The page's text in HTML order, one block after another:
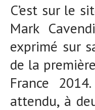
C’est sur le
Mark
exprimé sur
de la
France
attendu, à
Actualités
Technologies
Tests de produits
Conseils